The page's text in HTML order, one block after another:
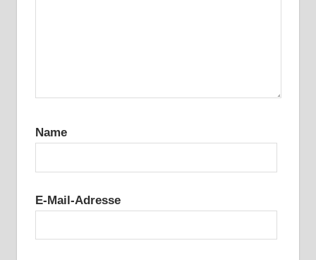
Name
E-Mail-Adresse